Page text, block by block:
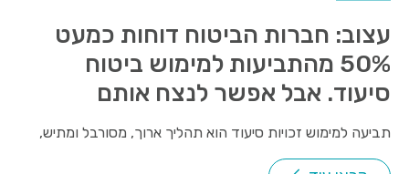
עצוב: חברות הביטוח דוחות כמעט
50% מהתביעות למימוש ביטוח
סיעוד. אבל אפשר לנצח אותם
תביעה למימוש זכויות סיעוד הוא תהליך ארוך, מסורבל ומתיש,